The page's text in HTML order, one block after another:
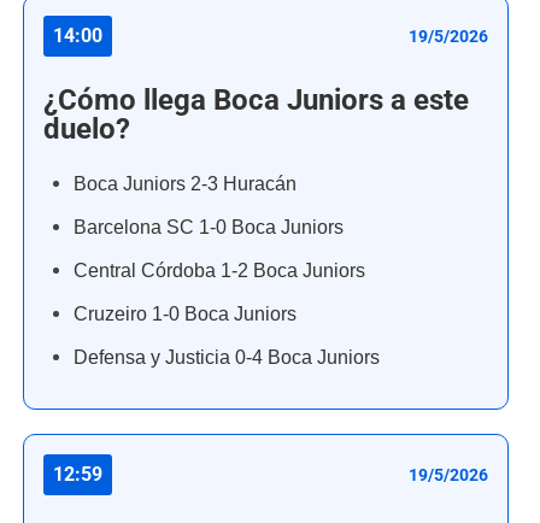
14:00 19/5/2026
¿Cómo llega Boca Juniors a este
duelo?
Boca Juniors 2-3 Huracán
Barcelona SC 1-0 Boca Juniors
Central Córdoba 1-2 Boca Juniors
Cruzeiro 1-0 Boca Juniors
Defensa y Justicia 0-4 Boca Juniors
12:59 19/5/2026